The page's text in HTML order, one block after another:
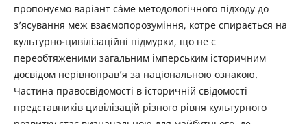
пропонуємо варіант сáме методологічного підходу до
з’ясування меж взаємопорозуміння, котре спирається на
культурно-цивілізаційні підмурки, що не є
переобтяженими загальним імперським історичним
досвідом нерівноправ’я за національною ознакою.
Частина правосвідомості в історичній свідомості
представників цивілізацій різного рівня культурного